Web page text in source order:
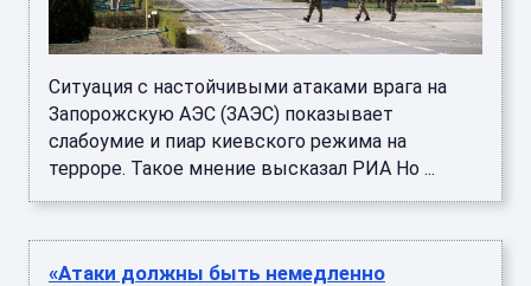
Ситуация с настойчивыми атаками врага на
Запорожскую АЭС (ЗАЭС) показывает
слабоумие и пиар киевского режима на
терроре. Такое мнение высказал РИА Но ...
«Атаки должны быть немедленно